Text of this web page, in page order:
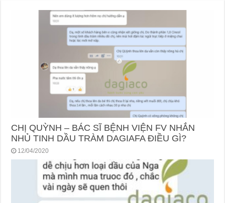
CHỊ QUỲNH – BÁC SĨ BỆNH VIỆN FV NHẮN
NHỦ TINH DẦU TRÀM DAGIAFA ĐIỀU GÌ?
12/04/2020